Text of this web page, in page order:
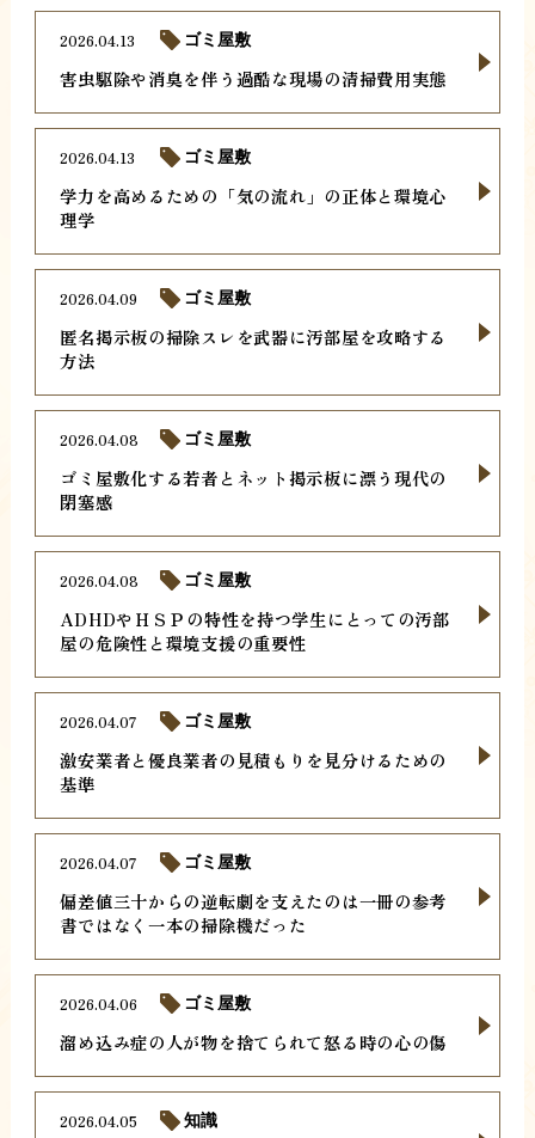
害虫駆除や消臭を伴う過酷な現場の清掃費用実態
2026.04.13 ゴミ屋敷
学力を高めるための「気の流れ」の正体と環境心
理学
2026.04.13 ゴミ屋敷
匿名掲示板の掃除スレを武器に汚部屋を攻略する
方法
2026.04.09 ゴミ屋敷
ゴミ屋敷化する若者とネット掲示板に漂う現代の
閉塞感
2026.04.08 ゴミ屋敷
ADHDやＨＳＰの特性を持つ学生にとっての汚部
屋の危険性と環境支援の重要性
2026.04.08 ゴミ屋敷
激安業者と優良業者の見積もりを見分けるための
基準
2026.04.07 ゴミ屋敷
偏差値三十からの逆転劇を支えたのは一冊の参考
書ではなく一本の掃除機だった
2026.04.07 ゴミ屋敷
溜め込み症の人が物を捨てられて怒る時の心の傷
2026.04.06 ゴミ屋敷
2026.04.05 知識